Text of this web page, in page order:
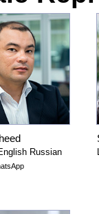
Russian